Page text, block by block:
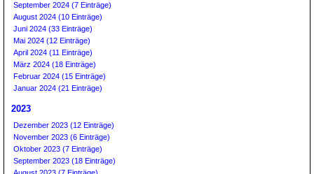
September 2024 (7 Einträge)
August 2024 (10 Einträge)
Juni 2024 (33 Einträge)
Mai 2024 (12 Einträge)
April 2024 (11 Einträge)
März 2024 (18 Einträge)
Februar 2024 (15 Einträge)
Januar 2024 (21 Einträge)
2023
Dezember 2023 (12 Einträge)
November 2023 (6 Einträge)
Oktober 2023 (7 Einträge)
September 2023 (18 Einträge)